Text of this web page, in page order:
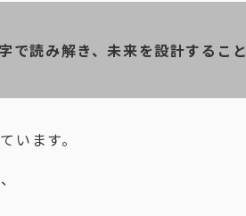
で読み解き、未来を設計すること
います。